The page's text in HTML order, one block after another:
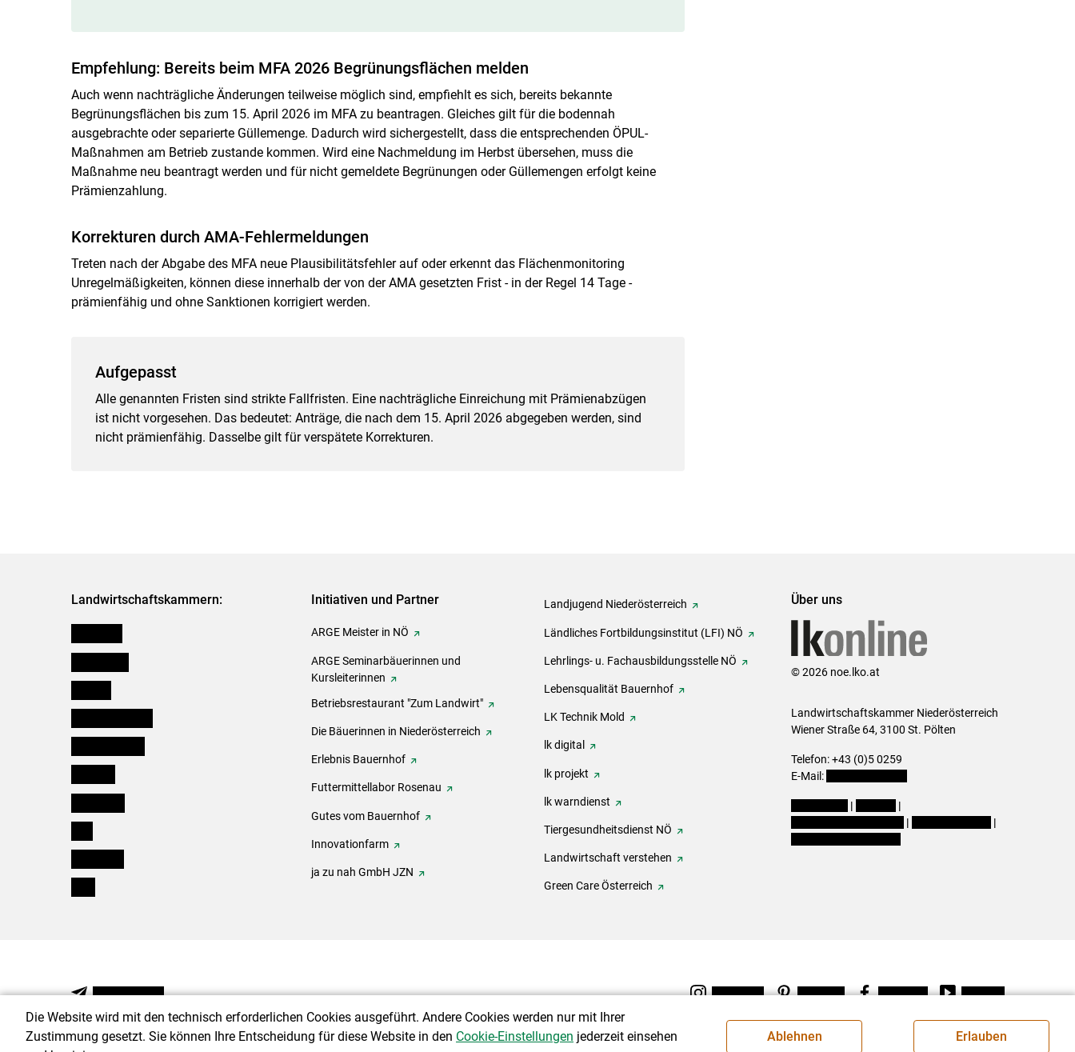
Empfehlung: Bereits beim MFA 2026 Begrünungsflächen melden
Auch wenn nachträgliche Änderungen teilweise möglich sind, empfiehlt es sich, bereits bekannte
Begrünungsflächen bis zum 15. April 2026 im MFA zu beantragen. Gleiches gilt für die bodennah
ausgebrachte oder separierte Güllemenge. Dadurch wird sichergestellt, dass die entsprechenden ÖPUL-
Maßnahmen am Betrieb zustande kommen. Wird eine Nachmeldung im Herbst übersehen, muss die
Maßnahme neu beantragt werden und für nicht gemeldete Begrünungen oder Güllemengen erfolgt keine
Prämienzahlung.
Korrekturen durch AMA-Fehlermeldungen
Treten nach der Abgabe des MFA neue Plausibilitätsfehler auf oder erkennt das Flächenmonitoring
Unregelmäßigkeiten, können diese innerhalb der von der AMA gesetzten Frist - in der Regel 14 Tage -
prämienfähig und ohne Sanktionen korrigiert werden.
Aufgepasst
Alle genannten Fristen sind strikte Fallfristen. Eine nachträgliche Einreichung mit Prämienabzügen
ist nicht vorgesehen. Das bedeutet: Anträge, die nach dem 15. April 2026 abgegeben werden, sind
nicht prämienfähig. Dasselbe gilt für verspätete Korrekturen.
Landwirtschaftskammern: Initiativen und Partner
ARGE Meister in NÖ
ARGE Seminarbäuerinnen und
Kursleiterinnen
Betriebsrestaurant "Zum Landwirt"
Die Bäuerinnen in Niederösterreich
Erlebnis Bauernhof
Futtermittellabor Rosenau
Gutes vom Bauernhof
Innovationfarm
ja zu nah GmbH JZN
Landjugend Niederösterreich
Ländliches Fortbildungsinstitut (LFI) NÖ
Lehrlings- u. Fachausbildungsstelle NÖ
Lebensqualität Bauernhof
LK Technik Mold
lk digital
lk projekt
lk warndienst
Tiergesundheitsdienst NÖ
Landwirtschaft verstehen
Green Care Österreich
Über uns
© 2026 noe.lko.at
Landwirtschaftskammer Niederösterreich
Wiener Straße 64, 3100 St. Pölten
Telefon: +43 (0)5 0259
E-Mail:
|
|
|
|
NEWSLETTER Instagram Pinterest Facebook Youtube
Die Website wird mit den technisch erforderlichen Cookies ausgeführt. Andere Cookies werden nur mit Ihrer
Zustimmung gesetzt. Sie können Ihre Entscheidung für diese Website in den Cookie-Einstellungen jederzeit einsehen
Ablehnen Erlauben